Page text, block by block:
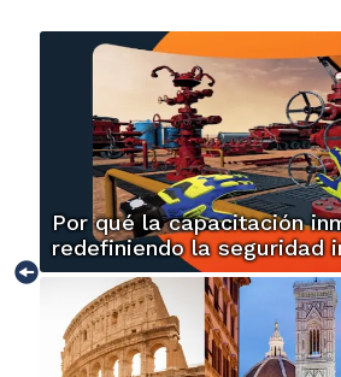
Por qué la capacitación
redefiniendo la seguridad